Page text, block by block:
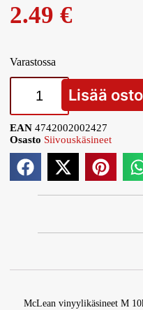
2.49€
Varastossa
Lisää
EAN4742002002427
Osasto Siivouskäsineet
McLean vinyylikäsineet M